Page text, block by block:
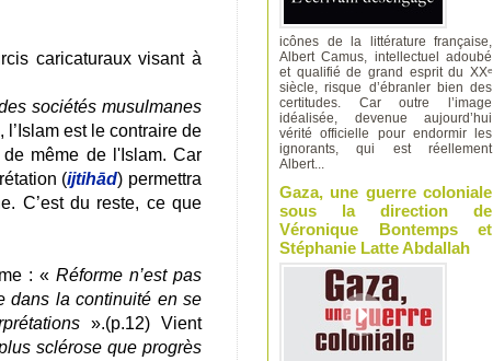
caricaturaux visant à
sociétés musulmanes
est le contraire de
même de l'Islam. Car
(ijtihād) permettra
C’est du reste, ce que
: « Réforme n’est pas
dans la continuité en se
».(p.12) Vient
sclérose que progrès
icônes de la littérature française,
Albert Camus, intellectuel adoubé
et qualifié de grand esprit du XXᵉ
siècle, risque d’ébranler bien des
certitudes. Car outre l’image
idéalisée, devenue aujourd’hui
vérité officielle pour endormir les
ignorants, qui est réellement
Albert...
Gaza, une guerre coloniale
sous la direction de
Véronique Bontemps et
Stéphanie Latte Abdallah